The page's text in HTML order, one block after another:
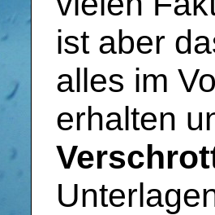
ist aber
alles im
erhalten